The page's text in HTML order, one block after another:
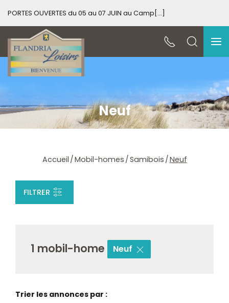
PORTES OUVERTES du 05 au 07 JUIN au Camp[...]
Neuf
Accueil Mobil-homes Samibois Neuf
FILTRER
1 mobil-home Neuf
Trier les annonces par :